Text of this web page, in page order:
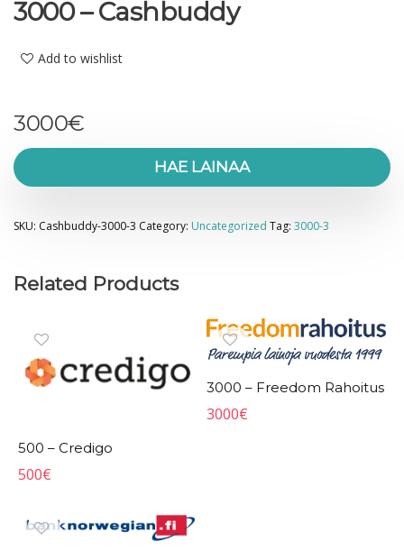
3000 – Cashbuddy
Add to wishlist
3000€
HAE LAINAA
SKU: Cashbuddy-3000-3 Category: Uncategorized Tag: 3000-3
Related Products
500 – Credigo
500€
3000 – Freedom Rahoitus
3000€